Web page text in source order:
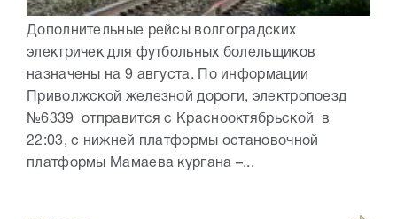
Дополнительные рейсы волгоградских
электричек для футбольных болельщиков
назначены на 9 августа. По информации
Приволжской железной дороги, электропоезд
№6339 отправится с Краснооктябрьской в
22:03, с нижней платформы остановочной
платформы Мамаева кургана –...